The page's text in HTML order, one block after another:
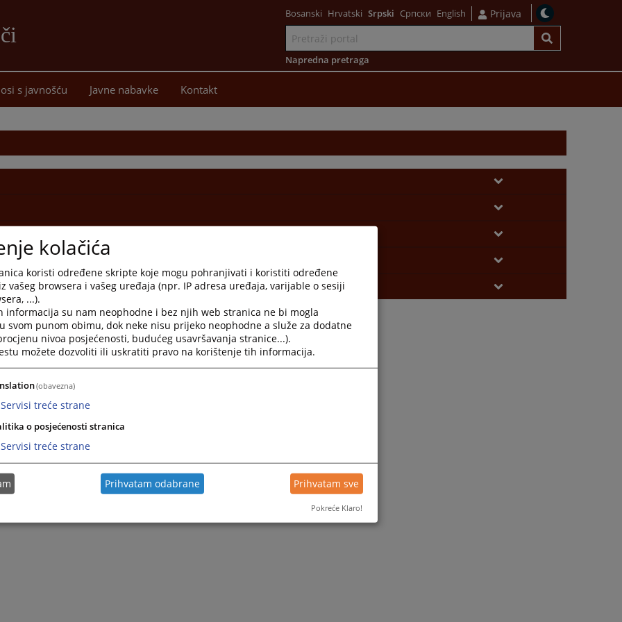
sadržaj
Bosanski Hrvatski Srpski Српски English Prijava
Napredna pretraga
s javnošću Javne nabavke Kontakt
kolačića
koristi određene skripte koje mogu pohranjivati i koristiti određene
vašeg browsera i vašeg uređaja (npr. IP adresa uređaja, varijable o sesiji
...).
informacija su nam neophodne i bez njih web stranica ne bi mogla
svom punom obimu, dok neke nisu prijeko neophodne a služe za dodatne
nivoa posjećenosti, budućeg usavršavanja stranice...).
možete dozvoliti ili uskratiti pravo na korištenje tih informacija.
(obavezna)
Servisi treće strane
o posjećenosti stranica
Servisi treće strane
Prihvatam odabrane Prihvatam sve
Pokreće Klaro!